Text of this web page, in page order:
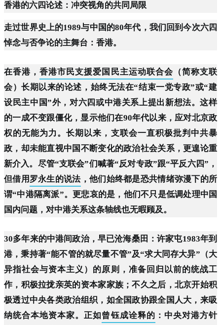
香港的六四论述：冲突视角的共同局限
走过世界史上的1989与中国的80年代，我们回到今次六四
悼念与否争论的主舞台：香港。
在香港，香港市民支援爱国民主运动联合会 （简称支联
会）长期以来的论述，始终无法在“结束一党专政”或“建
设民主中国”外，对六四或中港关系上提出新想法。这样
的一成不变跟僵化，显示他们在90年代以来，应对北京政
权的无能为力。长期以来，支联会一直积极批判中共暴
政，却未能直视中国不断变化的政治社会关系，更遑论重
新介入。尽管“支联会”们喊著“反对专政”跟“平反六四”，
但借用 罗永生的说法，他们始终都是恐共情绪弥漫下的所
谓“中港隔离派”。更悲哀的是，他们不只是低调处理中国
国内问题，对中港关系这条轴线也无暇顾及。
30多年来的中港间政治，早已沧海桑田：许家屯1983年到
港，秉持著“能不管的就尽量不管”及“求大同存大异”（大
异指社会与资本主义）的原则，准备回归以前的统战工
作，积极拉拢亲英的资本家家族；不久之后，北京开始积
极透过中央各类政治组织，如全国政协跟全国人大，来吸
纳统合本地资本家。正如曾钰成诠释的 ：中央对港方针